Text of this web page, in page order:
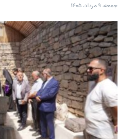
جمعه، ۹ مرداد، ۱۴۰۵